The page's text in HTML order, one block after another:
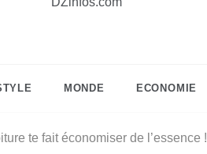
MONDE ECONOMIE
te fait économiser de l’essence !